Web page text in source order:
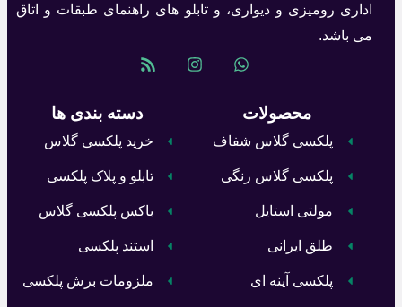
اداری رومیزی و دیواری، و تابلو های راهنمای طبقات و اتاق
می باشد.
دسته بندی ها
خرید پلکسی گلاس
تابلو و پلاک پلکسی
باکس پلکسی گلاس
استند پلکسی
ملزومات برش پلکسی
محصولات
پلکسی گلاس شفاف
پلکسی گلاس رنگی
مولتی استایل
طلق ایرانی
پلکسی آینه ای